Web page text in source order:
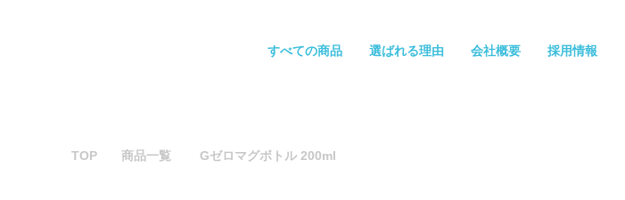
すべての商品 選ばれる理由 会社概要 採用情報
TOP 商品一覧 Gゼロマグボトル 200ml